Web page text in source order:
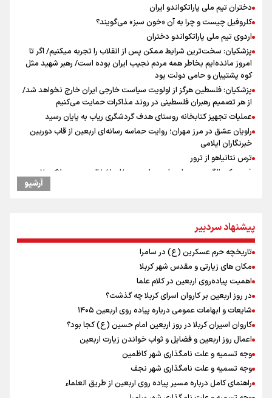
دختران تیم ملی پاراتکواندو ایران
کلروفیل چیست و چرا به آن «خون سبز» می‌گویند؟
اردوی تیم ملی پاراتکواندو دختران
پزشکیان: سخت‌ترین شرایط ممکن پس از انقلاب را تجربه میکنیم/ اگر تا
امروز مانده‌ایم بخاطر همه‌ مردم نجیب ایران بوده است/ رهبر شهید مثل
کوه پشتیبان و حامی دولت بود
پزشکیان: فلسطین هرگز از اولویت سیاست خارجی ایران خارج نخواهد شد/
از هر تصمیم رهبران فلسطینی در روند مذاکرات حمایت می‌کنیم
عملیات تجهیز کتابخانه روستای هدف گردشگری ریاب به پایان رسید
راویان عشق در مرز مهران؛ روایت حماسه‌ رسانه‌ای اربعین از قاب دوربین
خبرنگاران ایلامی
ترس نتانیاهو از ترور
فرود یک بالگرد در بیمارستان رمبام در حیفای اشغالی در پی هلاکت ۲
بازگشت روان دو میلیون و هشتصد هزار زائر اربعین از مرزهای شش‌گانه
زائران اربعین حسینی در مرز تمرچین
ایران آقای بلامنازع تنگه هرمز
توسعه انرژی خورشیدی؛ نیازمند اعتمادسازی
وزیر خارجه مصر: رژیم اسراییل بدون تامین حقوق مشروع مردم فلسطین
امنیت نخواهد داشت
تصاویری از آتش زدن درختان زیتون فلسطینیان به دست صهیونیستها
آرشیو
پیشنهاد سردبیر
تاریخچه حرم عسکرین (ع) در سامرا
مکان های زیارتی و مقدس شهر کربلا
اهمیت پیاده‌روی اربعین در کلام علما
در روز اربعین بر کاروان اسرای کربلا چه گذشت؟
شایعات و ابهامات عمومی درباره پیاده روی اربعین ۱۴۰۵
کاروان اسیران کربلا در روز اربعین امام حسین (ع) کجا بود؟
اعمال روز اربعین و فضایل و ثواب خواندن زیارت اربعین
وجه تسمیه و علت نامگذاری شهر کاظمین
وجه تسمیه و علت نامگذاری شهر نجف
راهنمای کامل درباره مسیر پیاده روی اربعین از طریق العلماء